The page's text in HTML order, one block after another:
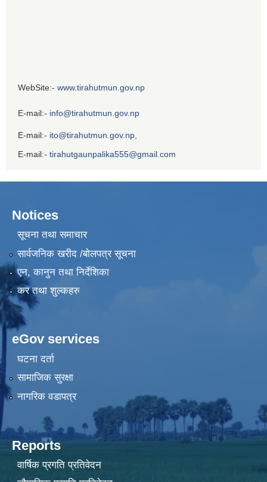
WebSite:- www.tirahutmun.gov.np
E-mail:- info@tirahutmun.gov.np
E-mail:- ito@tirahutmun.gov.np
E-mail:- tirahutgaunpalika555@gmail.com
Notices
सूचना तथा समाचार
सार्वजनिक खरीद /बोलपत्र सूचना
एन, कानुन तथा निर्देशिका
कर तथा शुल्कहरु
eGov services
घटना दर्ता
सामाजिक सुरक्षा
नागरिक वडापत्र
Reports
वार्षिक प्रगति प्रतिवेदन